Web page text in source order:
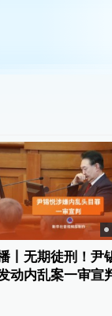
丨无期徒刑！尹
动内乱案一审宣